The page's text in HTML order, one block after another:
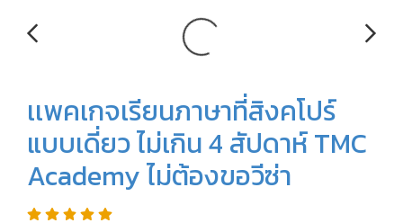
เเพคเกจเรียนภาษาที่สิงคโปร์
แบบเดี่ยว ไม่เกิน 4 สัปดาห์ TMC
Academy ไม่ต้องขอวีซ่า